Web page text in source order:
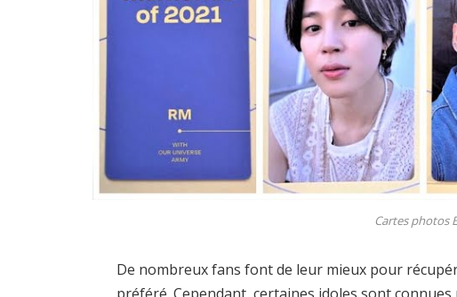
Cartes photos
De nombreux fans font de leur mieux pour